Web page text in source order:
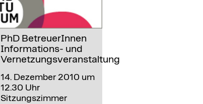
PhD BetreuerInnen
Informations- und
Vernetzungsveranstaltung
14. Dezember 2010 um
12.30 Uhr
Sitzungszimmer